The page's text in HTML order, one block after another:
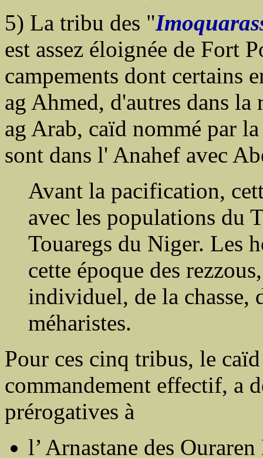
5) La tribu des "
est assez éloignée de Fort
campements dont certains
ag Ahmed, d'autres dans
ag Arab, caïd nommé par
sont dans l' Anahef avec
Avant la pacification,
avec les populations du
Touaregs du Niger. Les
cette époque des
individuel, de la chasse,
méharistes.
Pour ces cinq tribus, le
commandement effectif, a
prérogatives à
l’ Arnastane des